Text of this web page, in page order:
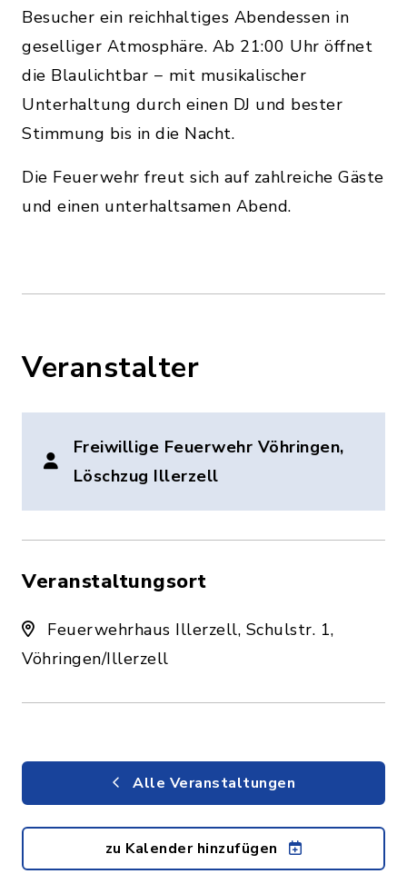
Besucher ein reichhaltiges Abendessen in
geselliger Atmosphäre. Ab 21:00 Uhr öffnet
die Blaulichtbar − mit musikalischer
Unterhaltung durch einen DJ und bester
Stimmung bis in die Nacht.
Die Feuerwehr freut sich auf zahlreiche Gäste
und einen unterhaltsamen Abend.
Veranstalter
Freiwillige Feuerwehr Vöhringen,
Löschzug Illerzell
Veranstaltungsort
Feuerwehrhaus Illerzell, Schulstr. 1,
Vöhringen/Illerzell
Alle Veranstaltungen
zu Kalender hinzufügen